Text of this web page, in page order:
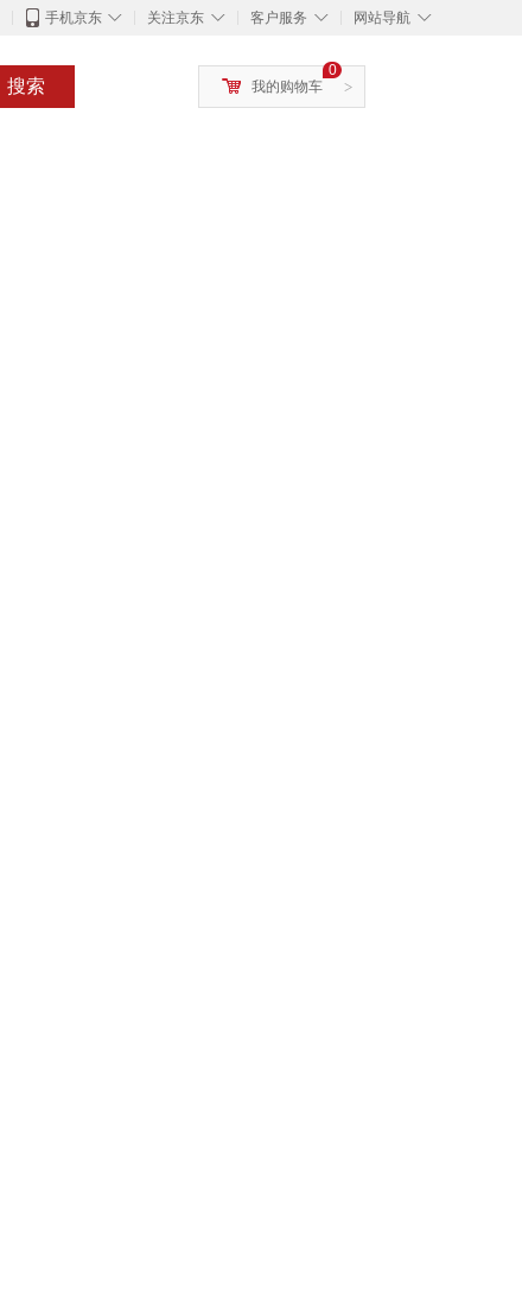
◇
手机京东 ◇
关注京东 ◇
客户服务 ◇
网站导航
搜索 >
0
我的购物车